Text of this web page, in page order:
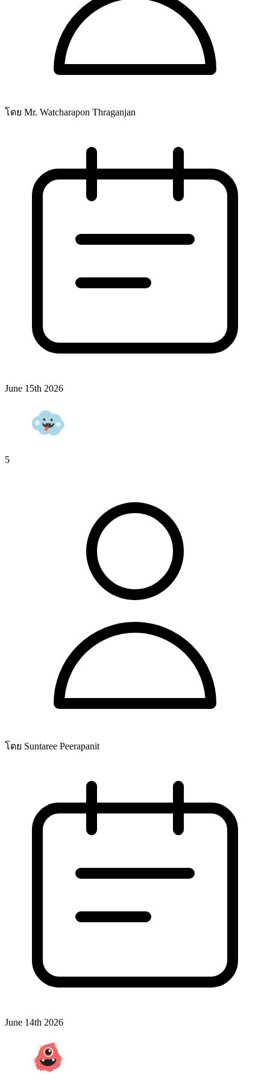
โดย Mr. Watcharapon Thraganjan
June 15th 2026
5
โดย Suntaree Peerapanit
June 14th 2026